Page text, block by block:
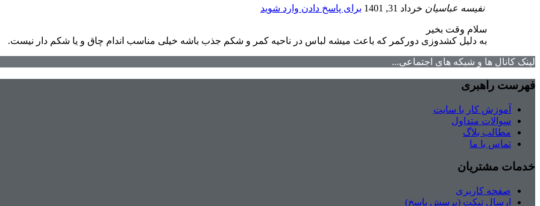
نفیسه عباسیان خرداد 31, 1401 برای پاسخ دادن وارد شوید
سلام وقت بخیر
به دلیل کشدوزی دورکمر که باعث میشه لباس در ناحیه کمر و شکم جذب باشه خیلی مناسب اندام چاق و یا شکم دار نیست.
لینک کانال ها و شبکه های اجتماعی...
فهرست راهبری
آموزش کار با سایت
سوالات متداول
مطالب بلاگ
تماس با ما
خدمات مشتریان
صفحه کاربری
ارسال تیکت (پرسش پاسخ)